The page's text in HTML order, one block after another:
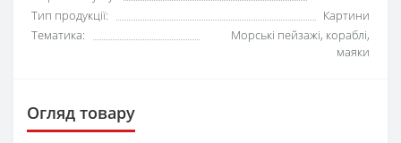
Тип продукції:
Картини
Тематика:
Морські пейзажі, кораблі,
маяки
Огляд товару